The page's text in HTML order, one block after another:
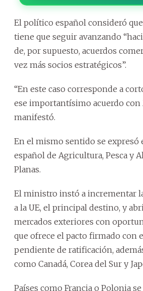
El político español consideró
tiene que seguir avanzando
de, por supuesto, acuerdos
vez más socios estratégicos”.
“En este caso corresponde a
ese importantísimo acuerdo con
manifestó.
En el mismo sentido se expresó
español de Agricultura, Pesca y
Planas.
El ministro instó a incrementar
a la UE, el principal destino, y
mercados exteriores con
que ofrece el pacto firmado con
pendiente de ratificación,
como Canadá, Corea del Sur y
Países como Francia o Polonia